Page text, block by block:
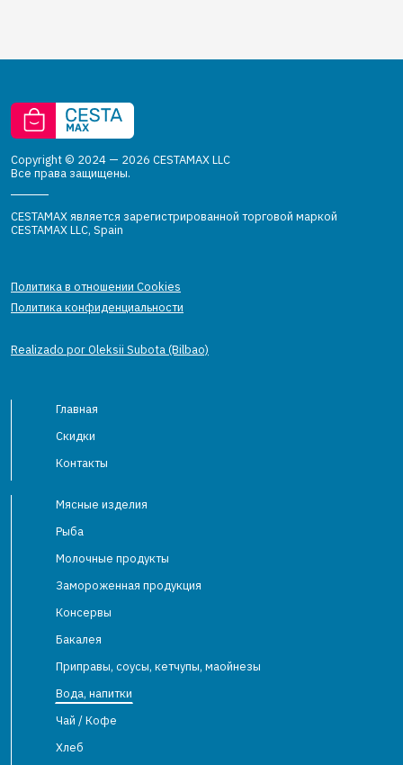
Copyright © 2024 — 2026 CESTAMAX LLC
Все права защищены.
CESTAMAX является зарегистрированной торговой маркой
CESTAMAX LLC, Spain
Политика в отношении Cookies
Политика конфиденциальности
Realizado por Oleksii Subota (Bilbao)
Главная
Скидки
Контакты
Мясные изделия
Рыба
Молочные продукты
Замороженная продукция
Консервы
Бакалея
Приправы, соусы, кетчупы, маойнезы
Вода, напитки
Чай / Кофе
Хлеб